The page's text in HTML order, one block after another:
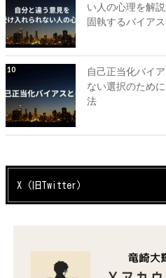
い人の心理を解
固執するバイアス
自己正当化バイ
ない選択のため
法
X（旧Twitter）